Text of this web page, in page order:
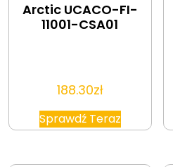
Arctic UCACO-FI-
11001-CSA01
188.30zł
Sprawdź Teraz